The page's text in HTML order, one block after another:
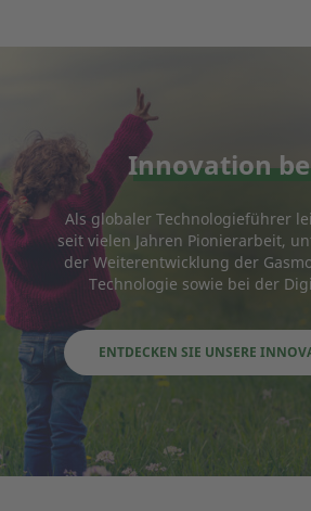
Innovation
Als globaler Technologieführer
seit vielen Jahren Pionierarbeit,
der Weiterentwicklung der
Technologie sowie bei der
ENTDECKEN SIE UNSERE